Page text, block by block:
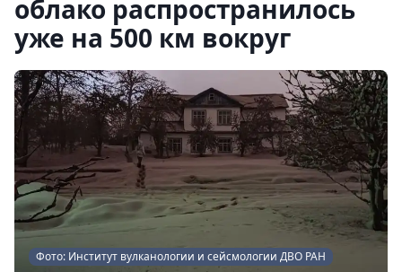
облако распространилось
уже на 500 км вокруг
Фото: Институт вулканологии и сейсмологии ДВО РАН